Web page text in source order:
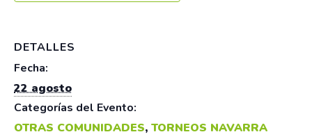
DETALLES
Fecha:
22 agosto
Categorías del Evento:
OTRAS COMUNIDADES, TORNEOS NAVARRA